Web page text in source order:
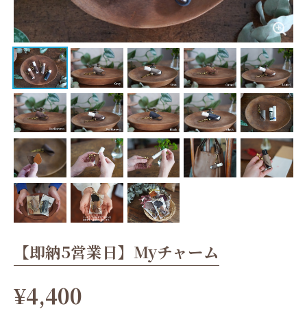
【即納5営業日】Myチャーム
¥4,400